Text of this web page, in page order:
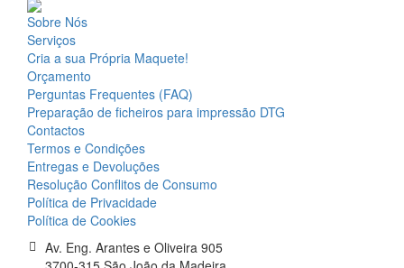
Sobre Nós
Serviços
Cria a sua Própria Maquete!
Orçamento
Perguntas Frequentes (FAQ)
Preparação de ficheiros para impressão DTG
Contactos
Termos e Condições
Entregas e Devoluções
Resolução Conflitos de Consumo
Política de Privacidade
Política de Cookies
Av. Eng. Arantes e Oliveira 905